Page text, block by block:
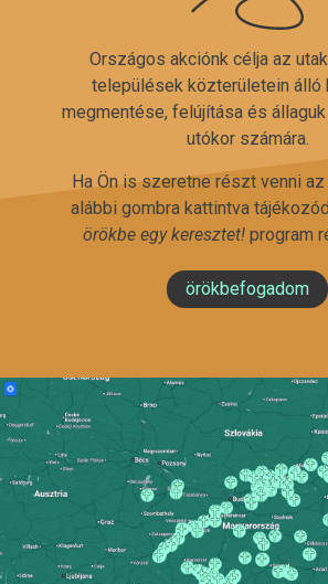
Országos akciónk célja az
települések közterületein álló
megmentése, felújítása és
utókor számára.
Ha Ön is szeretne részt venni az
alábbi gombra kattintva
örökbe egy keresztet!program
örökbefogadom